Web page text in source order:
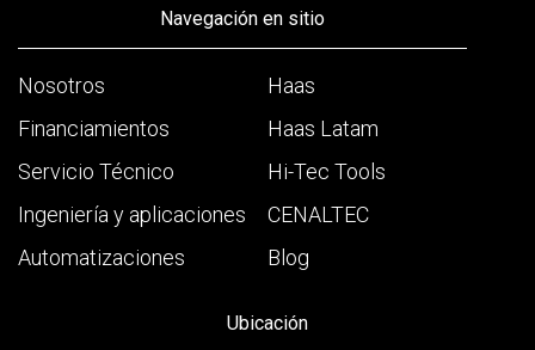
Navegación en sitio
Nosotros
Financiamientos
Servicio Técnico
Ingeniería y aplicaciones
Automatizaciones
Haas
Haas Latam
Hi-Tec Tools
CENALTEC
Blog
Ubicación